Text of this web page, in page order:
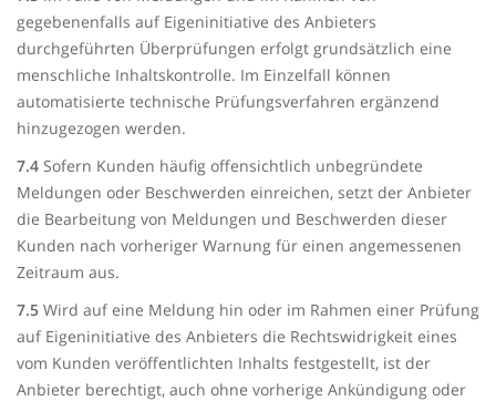
gegebenenfalls auf Eigeninitiative des Anbieters
durchgeführten Überprüfungen erfolgt grundsätzlich eine
menschliche Inhaltskontrolle. Im Einzelfall können
automatisierte technische Prüfungsverfahren ergänzend
hinzugezogen werden.
7.4 Sofern Kunden häufig offensichtlich unbegründete
Meldungen oder Beschwerden einreichen, setzt der Anbieter
die Bearbeitung von Meldungen und Beschwerden dieser
Kunden nach vorheriger Warnung für einen angemessenen
Zeitraum aus.
7.5 Wird auf eine Meldung hin oder im Rahmen einer Prüfung
auf Eigeninitiative des Anbieters die Rechtswidrigkeit eines
vom Kunden veröffentlichten Inhalts festgestellt, ist der
Anbieter berechtigt, auch ohne vorherige Ankündigung oder